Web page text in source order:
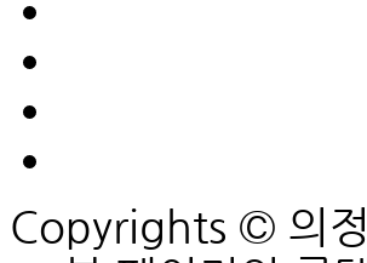
Copyrights © 의